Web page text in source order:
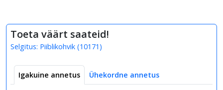
Toeta väärt saateid!
Selgitus: Piiblikohvik (10171 )
Igakuine annetus Ühekordne annetus